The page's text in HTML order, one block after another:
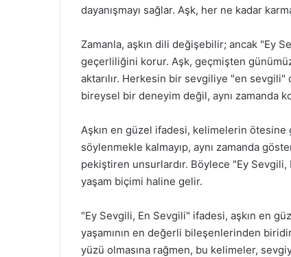
dayanışmayı sağlar. Aşk, her ne kadar
Zamanla, aşkın dili değişebilir; ancak "Ey
geçerliliğini korur. Aşk, geçmişten
aktarılır. Herkesin bir sevgiliye "en
bireysel bir deneyim değil, aynı zamanda
Aşkın en güzel ifadesi, kelimelerin
söylenmekle kalmayıp, aynı zamanda
pekiştiren unsurlardır. Böylece "Ey Sevgili,
yaşam biçimi haline gelir.
"Ey Sevgili, En Sevgili" ifadesi, aşkın en
yaşamının en değerli bileşenlerinden
yüzü olmasına rağmen, bu kelimeler,